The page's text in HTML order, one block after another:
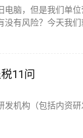
脑，但是我们单
有风险？今天我
11问
机构（包括内资